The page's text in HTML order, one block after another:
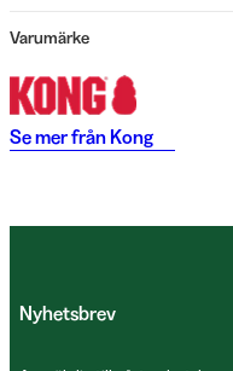
Varumärke
Se mer från Kong
Nyhetsbrev